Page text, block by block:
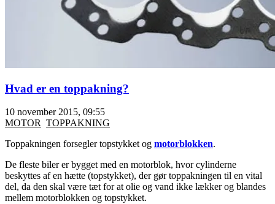
Hvad er en toppakning?
10 november 2015, 09:55
MOTOR TOPPAKNING
Toppakningen forsegler topstykket og motorblokken.
De fleste biler er bygget med en motorblok, hvor cylinderne
beskyttes af en hætte (topstykket), der gør toppakningen til en vital
del, da den skal være tæt for at olie og vand ikke lækker og blandes
mellem motorblokken og topstykket.